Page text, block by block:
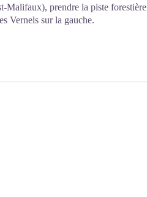
Malifaux), prendre la piste forestière
Vernels sur la gauche.